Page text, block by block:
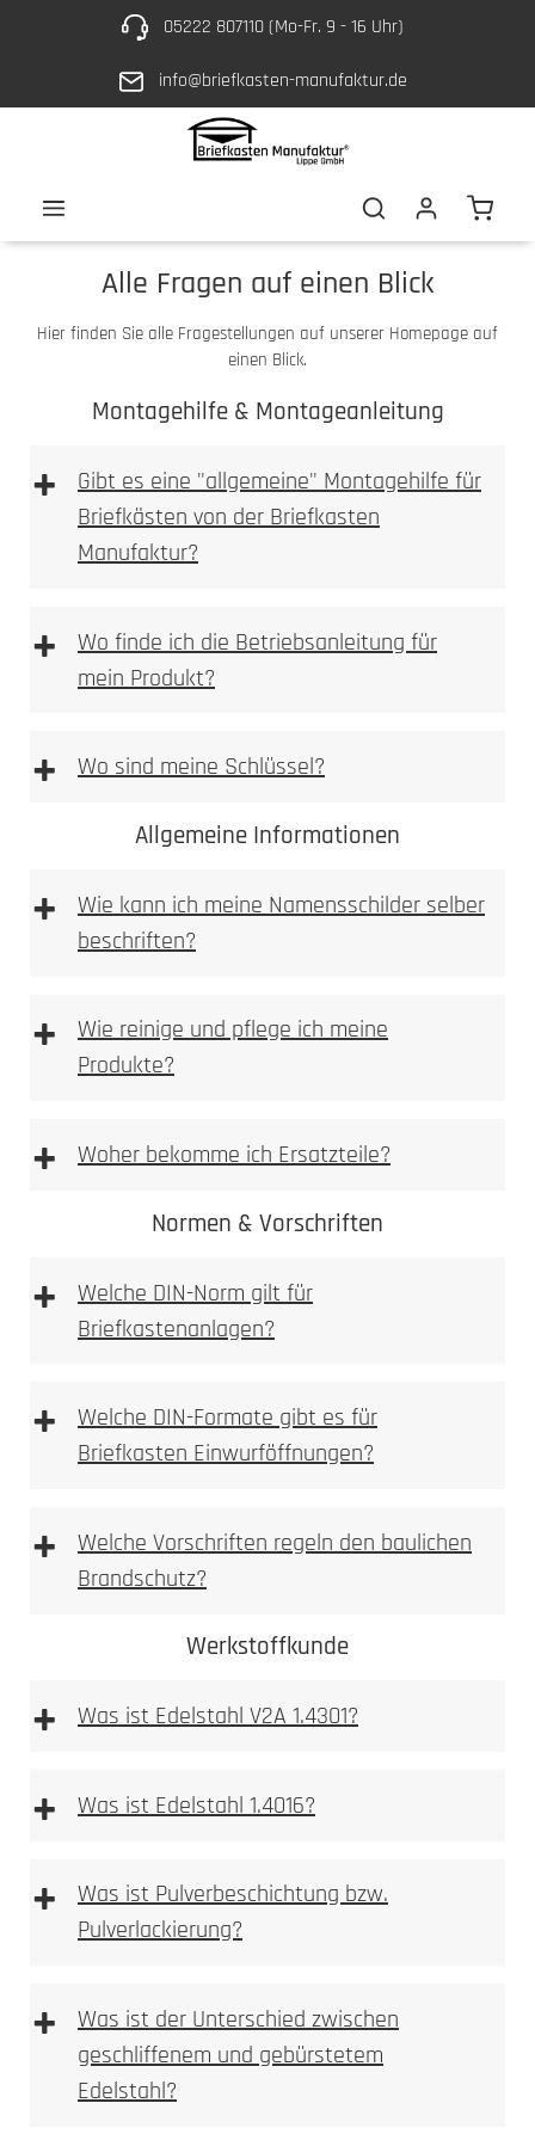
Zum Hauptinhalt springen05222 807110 (Mo-Fr. 9 - 16 Uhr)
info@briefkasten-manufaktur.de
Alle Fragen auf einen Blick
Hier finden Sie alle Fragestellungen auf unserer Homepage auf
einen Blick.
Montagehilfe & Montageanleitung
+
Gibt es eine "allgemeine" Montagehilfe für
Briefkästen von der Briefkasten
Manufaktur?
+
Wo finde ich die Betriebsanleitung für
mein Produkt?
+ Wo sind meine Schlüssel?
Allgemeine Informationen
+
Wie kann ich meine Namensschilder selber
beschriften?
Vorlage Sicherheits Namensschild Typ 1 [PDF
+
Wie reinige und pflege ich meine
Produkte?
+ Woher bekomme ich Ersatzteile?
Ersatzteilshop
Normen & Vorschriften
+
Welche DIN-Norm gilt für
Briefkastenanlagen?
+
Welche DIN-Formate gibt es für
Briefkasten Einwurföffnungen?
+
Welche Vorschriften regeln den baulichen
Brandschutz?
Werkstoffkunde
+ Was ist Edelstahl V2A 1.4301?
+ Was ist Edelstahl 1.4016?
Gegensatz zum austenitischen Stahlsorten stark
magnetisch.
+
Was ist Pulverbeschichtung bzw.
Pulverlackierung?
+
Was ist der Unterschied zwischen
geschliffenem und gebürstetem
Edelstahl?